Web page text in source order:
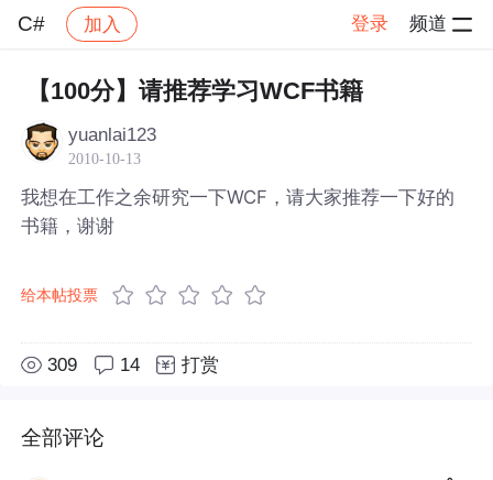
C# 加入 登录 频道
社区 C# 帖子详情
【100分】请推荐学习WCF书籍
yuanlai123
2010-10-13
我想在工作之余研究一下WCF，请大家推荐一下好的
书籍，谢谢
给本帖投票
309 14 打赏
全部评论